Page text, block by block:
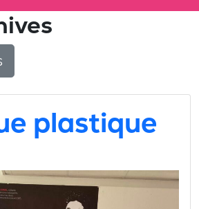
plastique